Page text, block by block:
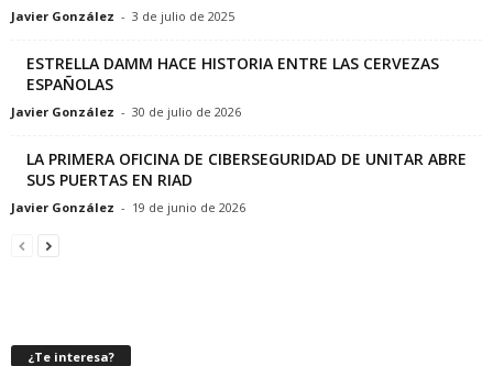
Javier González - 3 de julio de 2025
ESTRELLA DAMM HACE HISTORIA ENTRE LAS CERVEZAS
ESPAÑOLAS
Javier González - 30 de julio de 2026
LA PRIMERA OFICINA DE CIBERSEGURIDAD DE UNITAR ABRE
SUS PUERTAS EN RIAD
Javier González - 19 de junio de 2026
¿Te interesa?